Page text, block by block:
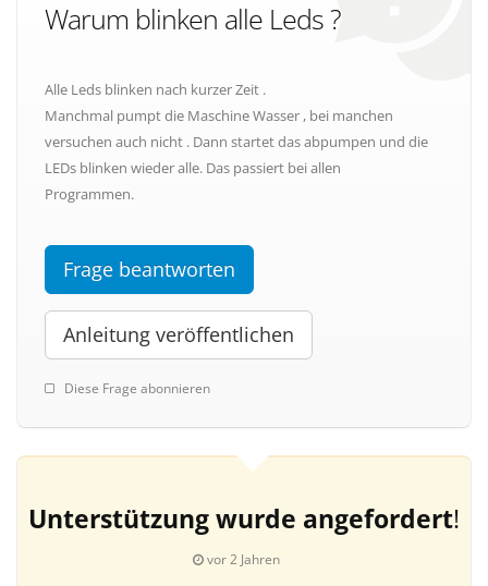
Warum blinken alle Leds ?
Alle Leds blinken nach kurzer Zeit .
Manchmal pumpt die Maschine Wasser , bei manchen
versuchen auch nicht . Dann startet das abpumpen und die
LEDs blinken wieder alle. Das passiert bei allen
Programmen.
Frage beantworten
Anleitung veröffentlichen
Diese Frage abonnieren
Unterstützung wurde angefordert!
vor 2 Jahren